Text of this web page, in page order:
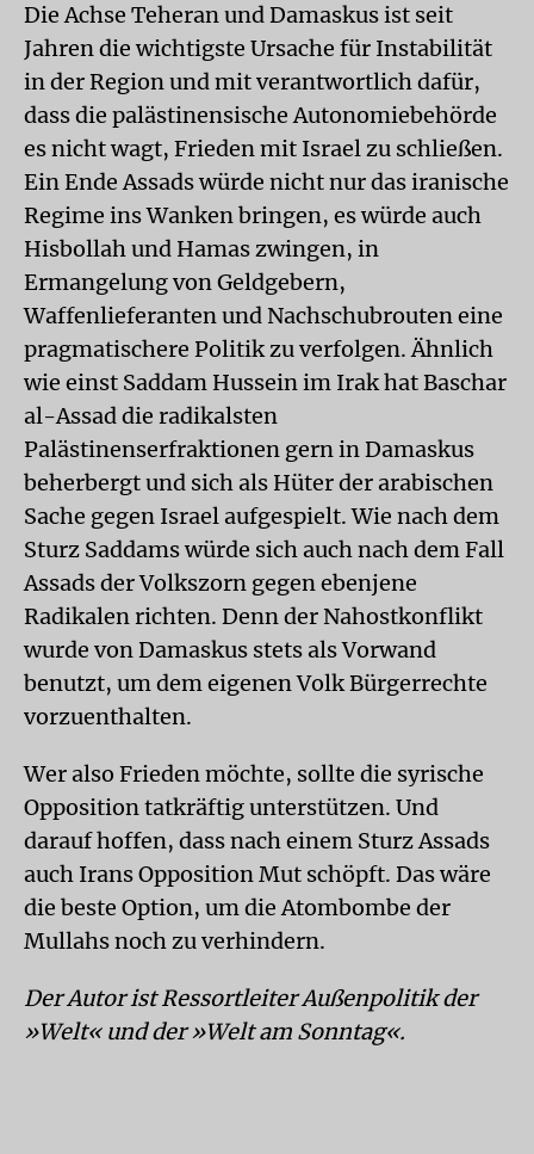
Die Achse Teheran und Damaskus ist seit
Jahren die wichtigste Ursache für Instabilität
in der Region und mit verantwortlich dafür,
dass die palästinensische Autonomiebehörde
es nicht wagt, Frieden mit Israel zu schließen.
Ein Ende Assads würde nicht nur das iranische
Regime ins Wanken bringen, es würde auch
Hisbollah und Hamas zwingen, in
Ermangelung von Geldgebern,
Waffenlieferanten und Nachschubrouten eine
pragmatischere Politik zu verfolgen. Ähnlich
wie einst Saddam Hussein im Irak hat Baschar
al-Assad die radikalsten
Palästinenserfraktionen gern in Damaskus
beherbergt und sich als Hüter der arabischen
Sache gegen Israel aufgespielt. Wie nach dem
Sturz Saddams würde sich auch nach dem Fall
Assads der Volkszorn gegen ebenjene
Radikalen richten. Denn der Nahostkonflikt
wurde von Damaskus stets als Vorwand
benutzt, um dem eigenen Volk Bürgerrechte
vorzuenthalten.
Wer also Frieden möchte, sollte die syrische
Opposition tatkräftig unterstützen. Und
darauf hoffen, dass nach einem Sturz Assads
auch Irans Opposition Mut schöpft. Das wäre
die beste Option, um die Atombombe der
Mullahs noch zu verhindern.
Der Autor ist Ressortleiter Außenpolitik der
»Welt« und der »Welt am Sonntag«.